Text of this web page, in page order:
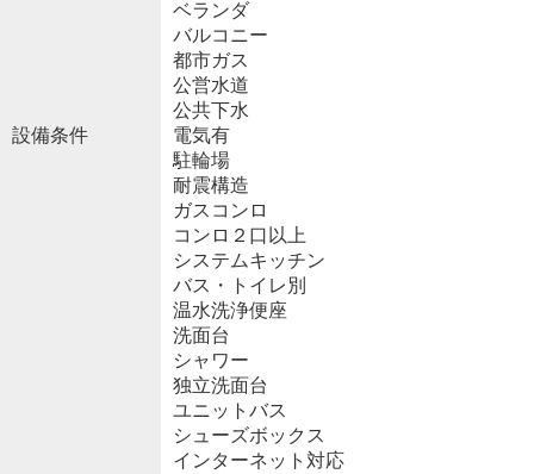
設備条件
ベランダ
バルコニー
都市ガス
公営水道
公共下水
電気有
駐輪場
耐震構造
ガスコンロ
コンロ２口以上
システムキッチン
バス・トイレ別
温水洗浄便座
洗面台
シャワー
独立洗面台
ユニットバス
シューズボックス
インターネット対応